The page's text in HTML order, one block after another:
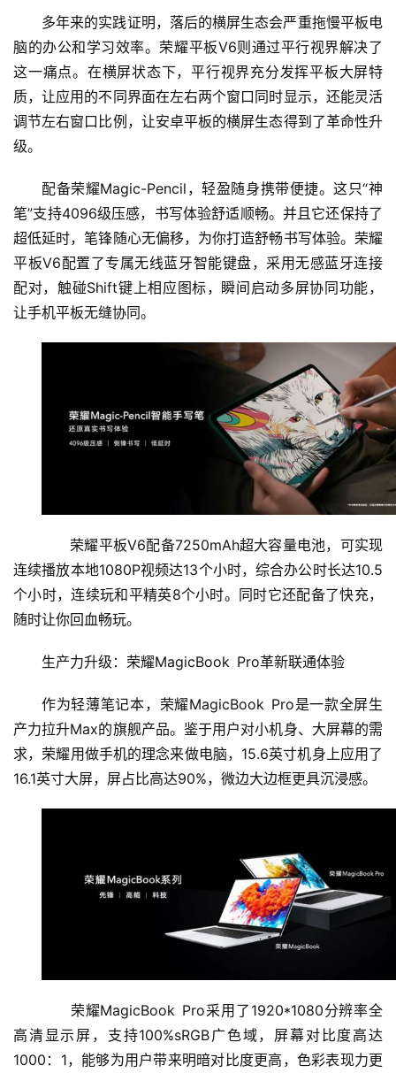
创
投
纪
数
商
新
商
专
多年来的实践证明，落后的横屏生态会严重拖慢平板电
脑的办公和学习效率。荣耀平板V6则通过平行视界解决了
这一痛点。在横屏状态下，平行视界充分发挥平板大屏特
质，让应用的不同界面在左右两个窗口同时显示，还能灵活
调节左右窗口比例，让安卓平板的横屏生态得到了革命性升
级。
配备荣耀Magic-Pencil，轻盈随身携带便捷。这只“神
笔”支持4096级压感，书写体验舒适顺畅。并且它还保持了
超低延时，笔锋随心无偏移，为你打造舒畅书写体验。荣耀
平板V6配置了专属无线蓝牙智能键盘，采用无感蓝牙连接
配对，触碰Shift键上相应图标，瞬间启动多屏协同功能，
让手机平板无缝协同。
荣耀平板V6配备7250mAh超大容量电池，可实现
连续播放本地1080P视频达13个小时，综合办公时长达10.5
个小时，连续玩和平精英8个小时。同时它还配备了快充，
随时让你回血畅玩。
生产力升级：荣耀MagicBook Pro革新联通体验
作为轻薄笔记本，荣耀MagicBook Pro是一款全屏生
产力拉升Max的旗舰产品。鉴于用户对小机身、大屏幕的需
求，荣耀用做手机的理念来做电脑，15.6英寸机身上应用了
16.1英寸大屏，屏占比高达90%，微边大边框更具沉浸感。
荣耀MagicBook Pro采用了1920*1080分辨率全
高清显示屏，支持100%sRGB广色域，屏幕对比度高达
1000：1，能够为用户带来明暗对比度更高，色彩表现力更